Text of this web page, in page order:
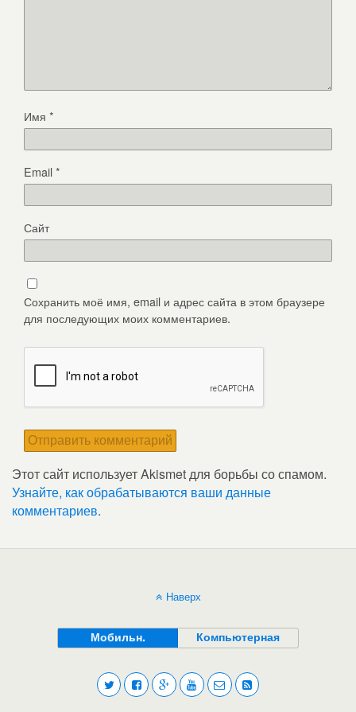
Имя *
Email*
Сайт
Сохранить моё имя, email и адрес сайта в этом браузере
для последующих моих комментариев.
Этот сайт использует Akismet для борьбы со спамом.
Узнайте, как обрабатываются ваши данные
комментариев.
Наверх
Мобильн. Компьютерная